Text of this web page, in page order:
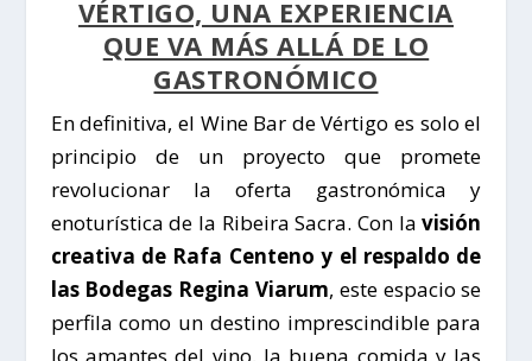
VÉRTIGO, UNA EXPERIENCIA
QUE VA MÁS ALLÁ DE LO
GASTRONÓMICO
En definitiva, el Wine Bar de Vértigo es solo el
principio de un proyecto que promete
revolucionar la oferta gastronómica y
enoturística de la Ribeira Sacra. Con lavisión
creativa de Rafa Centeno y el respaldo de
las Bodegas Regina Viarum, este espacio se
perfila como un destino imprescindible para